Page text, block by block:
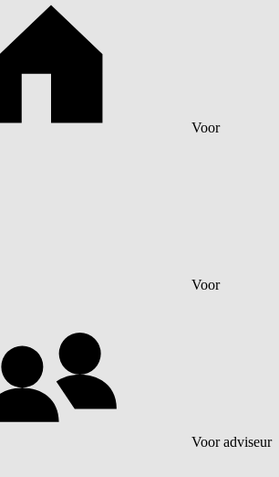
Voor
Voor
Voor adviseur